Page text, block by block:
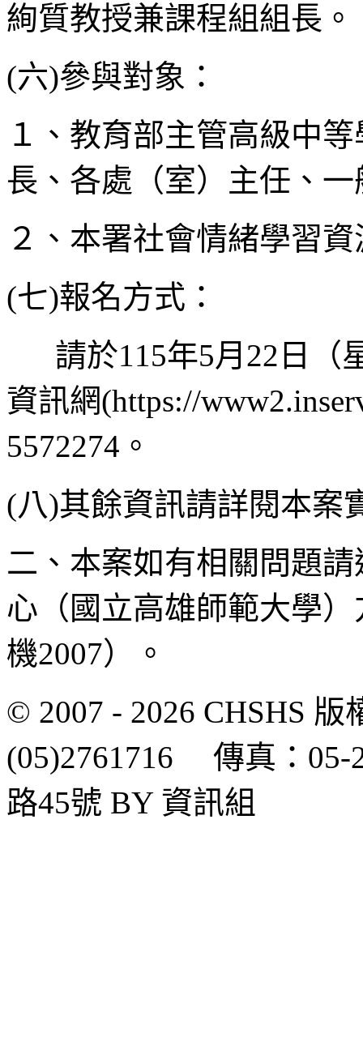
絢質教授兼課程組組長。
(六)參與對象：
１、教育部主管高級中
長、各處（室）主任、
２、本署社會情緒學習
(七)報名方式：
請於115年5月22日（
資訊網(https://
5572274。
(八)其餘資訊請詳閱本案
二、本案如有相關問題
心（國立高雄師範大學
機2007）。
© 2007 - 2026 CHSHS
(05)2761716 傳真：05-
路45號 BY 資訊組